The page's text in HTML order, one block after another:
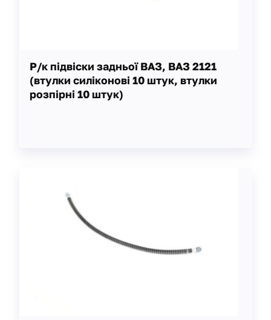
Р/к підвіски задньої ВАЗ, ВАЗ 2121
(втулки силіконові 10 штук, втулки
розпірні 10 штук)